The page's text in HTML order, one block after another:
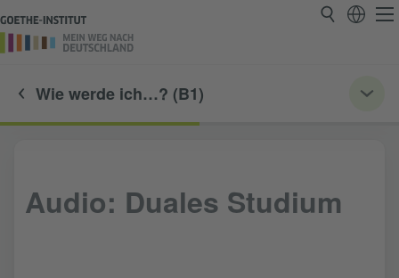
Wie werde ich…? (B1)
Audio: Duales Studium